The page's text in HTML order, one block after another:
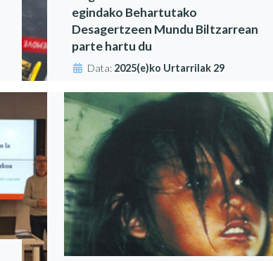
egindako Behartutako
Desagertzeen Mundu Biltzarrean
parte hartu du
Data: 2025(e)ko Urtarrilak 29